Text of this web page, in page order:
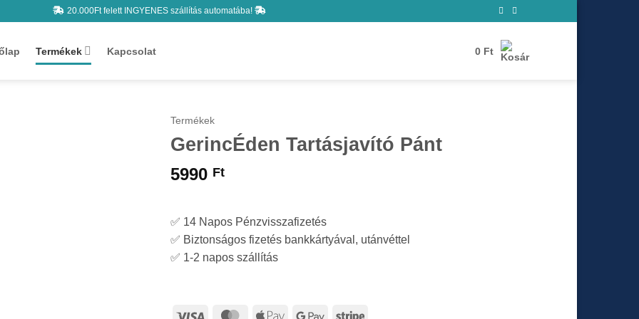
20.000Ft felett INGYENES szállítás automatába!
Termékek Kapcsolat 0 Ft
Termékek
GerincÉden Tartásjavító Pánt
5990 Ft
✅ 14 Napos Pénzvisszafizetés
✅ Biztonságos fizetés bankkártyával, utánvéttel
✅ 1-2 napos szállítás
Visa MasterCard
Apple
Google Stripe